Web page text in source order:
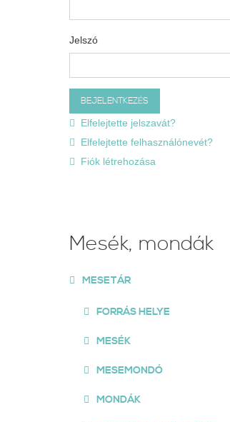
Jelszó
Elfelejtette jelszavát?
Elfelejtette felhasználónevét?
Fiók létrehozása
Mesék, mondák
MESETÁR
FORRÁS HELYE
MESÉK
MESEMONDÓ
MONDÁK